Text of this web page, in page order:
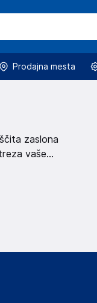
Prodajna mesta
zaslona
vašemu